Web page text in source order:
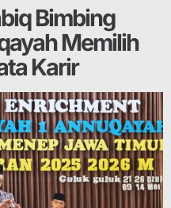
Bimbing
Memilih
Karir